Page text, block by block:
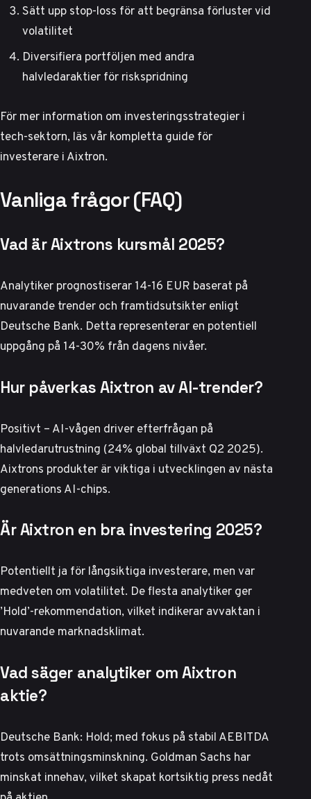
Sätt upp stop-loss för att begränsa förluster vid
volatilitet
Diversifiera portföljen med andra
halvledaraktier för riskspridning
För mer information om investeringsstrategier i
tech-sektorn, läs vårkompletta guide för
investerare i Aixtron.
Vanliga frågor (FAQ)
Vad är Aixtrons kursmål 2025?
Analytiker prognostiserar 14-16 EUR baserat på
nuvarande trender och framtidsutsikter enligt
Deutsche Bank. Detta representerar en potentiell
uppgång på 14-30% från dagens nivåer.
Hur påverkas Aixtron av AI-trender?
Positivt – AI-vågen driver efterfrågan på
halvledarutrustning (24% global tillväxt Q2 2025).
Aixtrons produkter är viktiga i utvecklingen av nästa
generations AI-chips.
Är Aixtron en bra investering 2025?
Potentiellt ja för långsiktiga investerare, men var
medveten om volatilitet. De flesta analytiker ger
’Hold’-rekommendation, vilket indikerar avvaktan i
nuvarande marknadsklimat.
Vad säger analytiker om Aixtron
aktie?
Deutsche Bank: Hold; med fokus på stabil AEBITDA
trots omsättningsminskning. Goldman Sachs har
minskat innehav, vilket skapat kortsiktig press nedåt